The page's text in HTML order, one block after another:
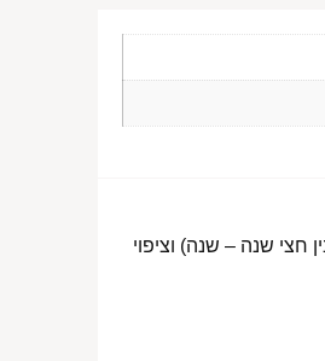
שנה – שנה) וציפוי